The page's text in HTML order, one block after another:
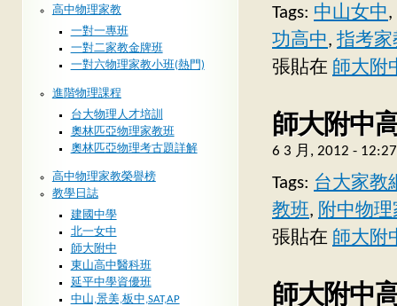
Tags: 中山女中,
功高中, 指考家
張貼在 師大附
師大附中
6 3 月, 2012 -
Tags: 台大家教
教班, 附中物
張貼在 師大附
師大附中
高中物理家教
一對一專班
一對二家教金牌班
一對六物理家教小班(熱門)
進階物理課程
台大物理人才培訓
奧林匹亞物理家教班
奧林匹亞物理考古題詳解
高中物理家教榮譽榜
教學日誌
建國中學
北一女中
師大附中
東山高中醫科班
延平中學資優班
中山,景美,板中,SAT,AP